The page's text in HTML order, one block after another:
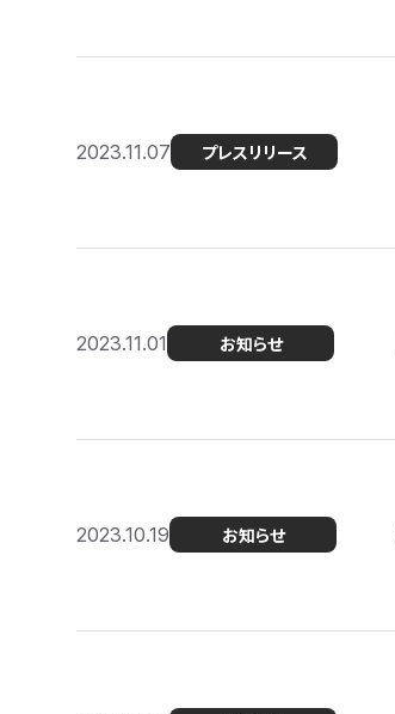
2023.11.07 プレスリリース
2023.11.01 お知らせ
2023.10.19 お知らせ